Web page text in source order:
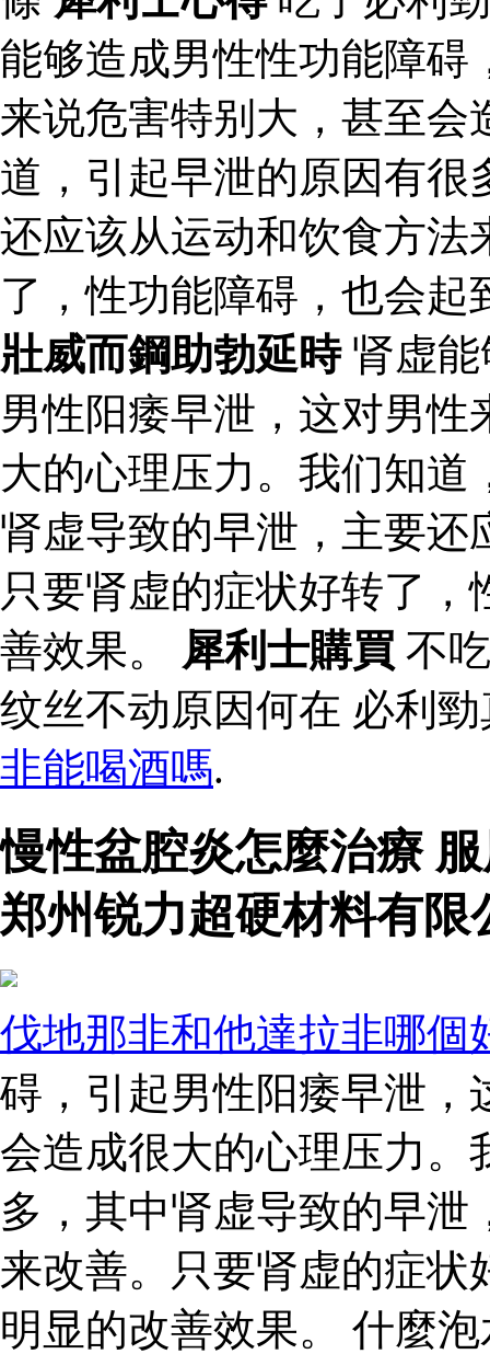
能够造成男性性功能障碍
来说危害特别大，甚至会
道，引起早泄的原因有很
还应该从运动和饮食方法
了，性功能障碍，也会
壯威而鋼助勃延時肾虚能
男性阳痿早泄，这对男
大的心理压力。我们知
肾虚导致的早泄，主要还
只要肾虚的症状好转了
善效果。 犀利士購買 不
纹丝不动原因何在 必利
非能喝酒嗎.
慢性盆腔炎怎麼治療
郑州锐力超硬材料有限
伐地那非和他達拉非哪個
碍，引起男性阳痿早泄，
会造成很大的心理压力。
多，其中肾虚导致的早
来改善。只要肾虚的症状
明显的改善效果。 什麼